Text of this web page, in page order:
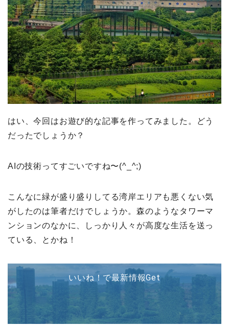
はい、今回はお遊び的な記事を作ってみました。どう
だったでしょうか？
AIの技術ってすごいですね〜(^_^;)
こんなに緑が盛り盛りしてる湾岸エリアも悪くない気
がしたのは筆者だけでしょうか。森のようなタワーマ
ンションのなかに、しっかり人々が高度な生活を送っ
ている、とかね！
いいね！で最新情報Get